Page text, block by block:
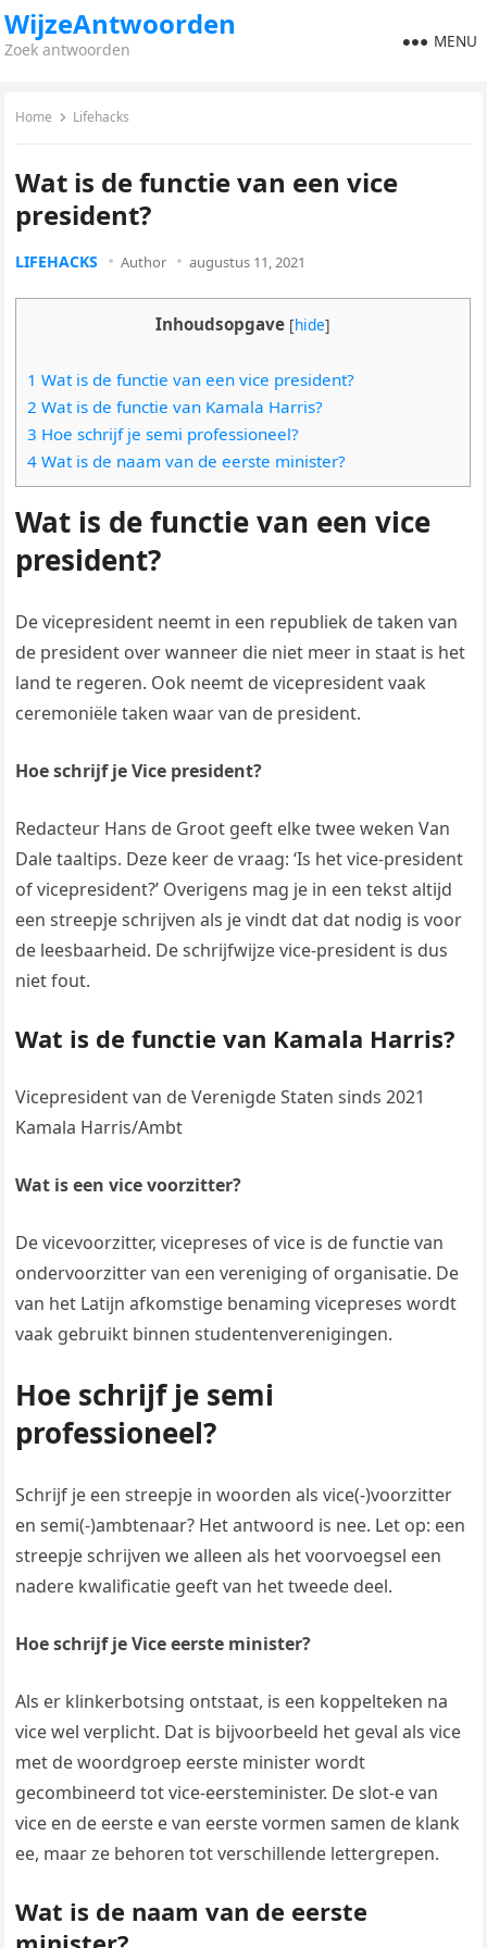
WijzeAntwoorden
Zoek antwoorden MENU
Home Lifehacks
Wat is de functie van een vice
president?
LIFEHACKS Author augustus 11, 2021
Inhoudsopgave [hide]
1 Wat is de functie van een vice president?
2 Wat is de functie van Kamala Harris?
3 Hoe schrijf je semi professioneel?
4 Wat is de naam van de eerste minister?
Wat is de functie van een vice
president?
De vicepresident neemt in een republiek de taken van
de president over wanneer die niet meer in staat is het
land te regeren. Ook neemt de vicepresident vaak
ceremoniële taken waar van de president.
Hoe schrijf je Vice president?
Redacteur Hans de Groot geeft elke twee weken Van
Dale taaltips. Deze keer de vraag: ‘Is het vice-president
of vicepresident?’ Overigens mag je in een tekst altijd
een streepje schrijven als je vindt dat dat nodig is voor
de leesbaarheid. De schrijfwijze vice-president is dus
niet fout.
Wat is de functie van Kamala Harris?
Vicepresident van de Verenigde Staten sinds 2021
Kamala Harris/Ambt
Wat is een vice voorzitter?
De vicevoorzitter, vicepreses of vice is de functie van
ondervoorzitter van een vereniging of organisatie. De
van het Latijn afkomstige benaming vicepreses wordt
vaak gebruikt binnen studentenverenigingen.
Hoe schrijf je semi
professioneel?
Schrijf je een streepje in woorden als vice(-)voorzitter
en semi(-)ambtenaar? Het antwoord is nee. Let op: een
streepje schrijven we alleen als het voorvoegsel een
nadere kwalificatie geeft van het tweede deel.
Hoe schrijf je Vice eerste minister?
Als er klinkerbotsing ontstaat, is een koppelteken na
vice wel verplicht. Dat is bijvoorbeeld het geval als vice
met de woordgroep eerste minister wordt
gecombineerd tot vice-eersteminister. De slot-e van
vice en de eerste e van eerste vormen samen de klank
ee, maar ze behoren tot verschillende lettergrepen.
Wat is de naam van de eerste